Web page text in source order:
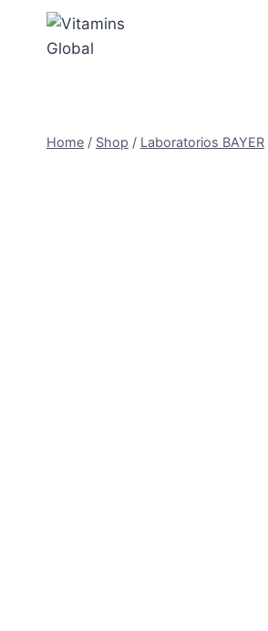
content
Home / Shop / Laboratorios BAYER